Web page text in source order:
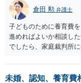
倉田 勲 弁護士
子どものために養育費
進めればよいか相談し
でしたら、家庭裁判所
養育費の金額を決める
ば裁判官が金額を判断
未婚、認知、養育費